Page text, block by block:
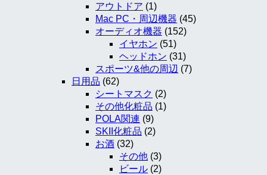
アウトドア (1)
Mac PC・周辺機器 (45)
オーディオ機器 (152)
イヤホン (51)
ヘッドホン (31)
スポーツ&他の周辺 (7)
日用品 (62)
シートマスク (2)
その他化粧品 (1)
POLA関連 (9)
SKII化粧品 (2)
お酒 (32)
その他 (3)
ビール (2)